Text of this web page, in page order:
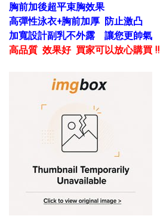
胸前加後超平束胸效果
高彈性泳衣+胸前加厚 防止激凸
加寬設計副乳不外露 讓您更帥氣
高品質 效果好 買家可以放心購買 !!